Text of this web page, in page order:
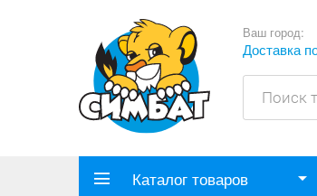
Ваш город:
Доставка
Каталог товаров